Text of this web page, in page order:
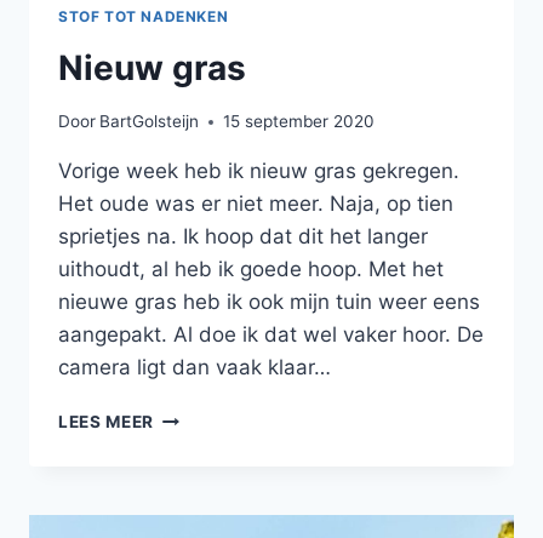
STOF TOT NADENKEN
Nieuw gras
Door BartGolsteijn 15 september 2020
Vorige week heb ik nieuw gras gekregen.
Het oude was er niet meer. Naja, op tien
sprietjes na. Ik hoop dat dit het langer
uithoudt, al heb ik goede hoop. Met het
nieuwe gras heb ik ook mijn tuin weer eens
aangepakt. Al doe ik dat wel vaker hoor. De
camera ligt dan vaak klaar…
LEES MEER NIEUW